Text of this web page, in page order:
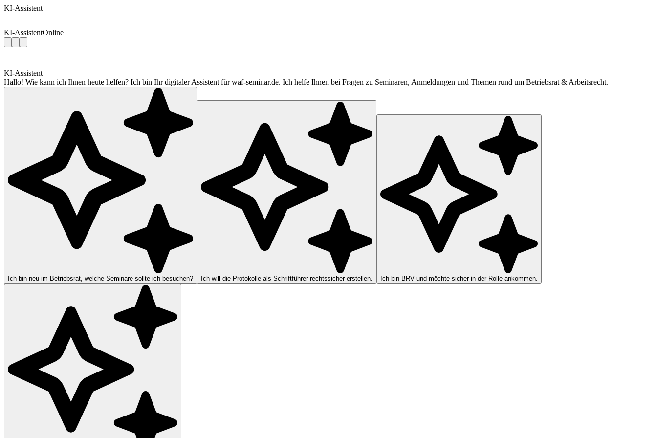
KI-Assistent
KI-AssistentOnline
KI-Assistent
Hallo! Wie kann ich Ihnen heute helfen? Ich bin Ihr digitaler Assistent für waf-seminar.de. Ich helfe Ihnen bei Fragen zu Seminaren, Anmeldungen und Themen rund um Betriebsrat & Arbeitsrecht.
Ich bin neu im Betriebsrat, welche Seminare sollte ich besuchen? Ich will die Protokolle als Schriftführer rechtssicher erstellen. Ich bin BRV und möchte sicher in der Rolle ankommen.